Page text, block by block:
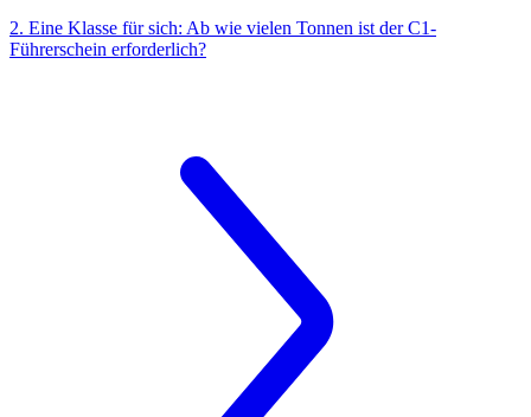
2. Eine Klasse für sich: Ab wie vielen Tonnen ist der C1-
Führerschein erforderlich?